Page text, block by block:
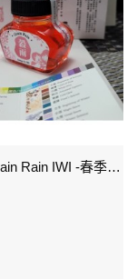
6-穀雨 Grain Rain IWI -春季-24節氣色澤鋼筆墨水